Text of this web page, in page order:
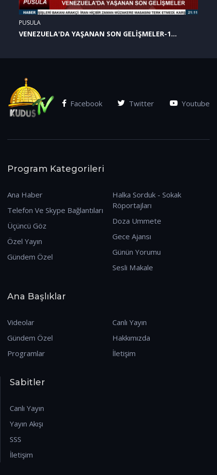
PUSULA
VENEZUELA'DA YAŞANAN SON GELİŞMELER-1
Facebook Twitter Youtube
Program Kategorileri
Ana Haber
Telefon Ve Skype Bağlantıları
Üçüncü Göz
Özel Yayın
Gündem Özel
Halka Sorduk - Sokak
Röportajları
Doza Ummete
Gece Ajansı
Günün Yorumu
Sesli Makale
Ana Başlıklar
Videolar
Gündem Özel
Programlar
Canlı Yayın
Hakkımızda
İletişim
Sabitler
Canlı Yayın
Yayın Akışı
SSS
İletişim